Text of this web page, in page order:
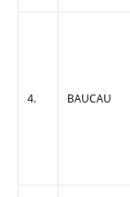
4. BAUCAU